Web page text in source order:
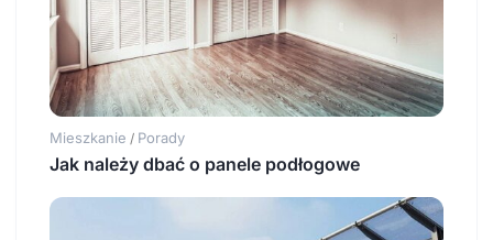
Mieszkanie / Porady
Jak należy dbać o panele podłogowe